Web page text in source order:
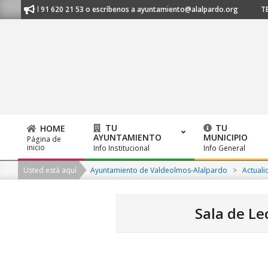
to
al 91 620 21 53 o escríbenos a ayuntamiento@alalpardo.org
Primary
Navigation
Menu
HOME
Página de
inicio
TU
AYUNTAMIENTO
Info Institucional
TU
MUNICIPIO
Info General
Usted está aquí Ayuntamiento de Valdeolmos-Alalpardo >
Sala de